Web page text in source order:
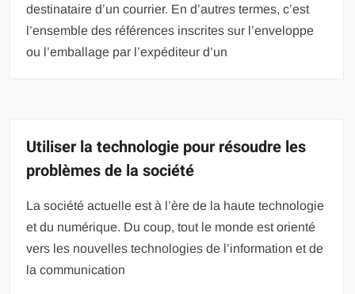
destinataire d’un courrier. En d’autres termes, c’est
l’ensemble des références inscrites sur l’enveloppe
ou l’emballage par l’expéditeur d’un
Utiliser la technologie pour résoudre les
problèmes de la société
La société actuelle est à l’ère de la haute technologie
et du numérique. Du coup, tout le monde est orienté
vers les nouvelles technologies de l’information et de
la communication